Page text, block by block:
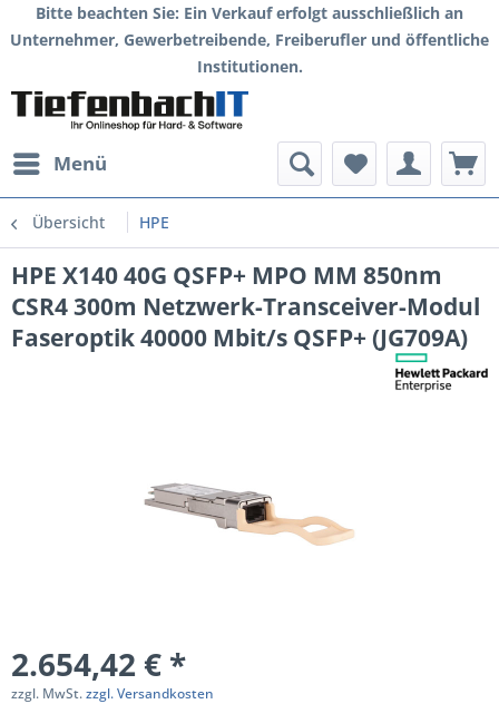
Bitte beachten Sie: Ein Verkauf erfolgt ausschließlich an
Unternehmer, Gewerbetreibende, Freiberufler und öffentliche
Institutionen.
Menü
Übersicht HPE
HPE X140 40G QSFP+ MPO MM 850nm
CSR4 300m Netzwerk-Transceiver-Modul
Faseroptik 40000 Mbit/s QSFP+ (JG709A)
2.654,42 € *
zzgl. MwSt.zzgl. Versandkosten